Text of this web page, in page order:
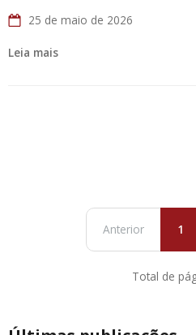
25 de maio de 2026
Leia mais
Anterior 1
Total de